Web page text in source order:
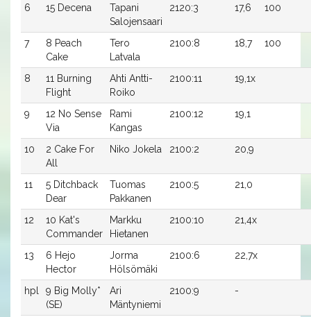
6 15 Decena
Tapani
Salojensaari
2120:3 17,6 100
7
8 Peach
Cake
Tero
Latvala
2100:8 18,7 100
8
11 Burning
Flight
Ahti Antti-
Roiko
2100:11 19,1x
9
12 No Sense
Via
Rami
Kangas
2100:12 19,1
10
2 Cake For
All
Niko Jokela 2100:2 20,9
11
5 Ditchback
Dear
Tuomas
Pakkanen
2100:5 21,0
12
10 Kat's
Commander
Markku
Hietanen
2100:10 21,4x
13
6 Hejo
Hector
Jorma
Hölsömäki
2100:6 22,7x
hpl
9 Big Molly*
(SE)
Ari
Mäntyniemi
2100:9 -